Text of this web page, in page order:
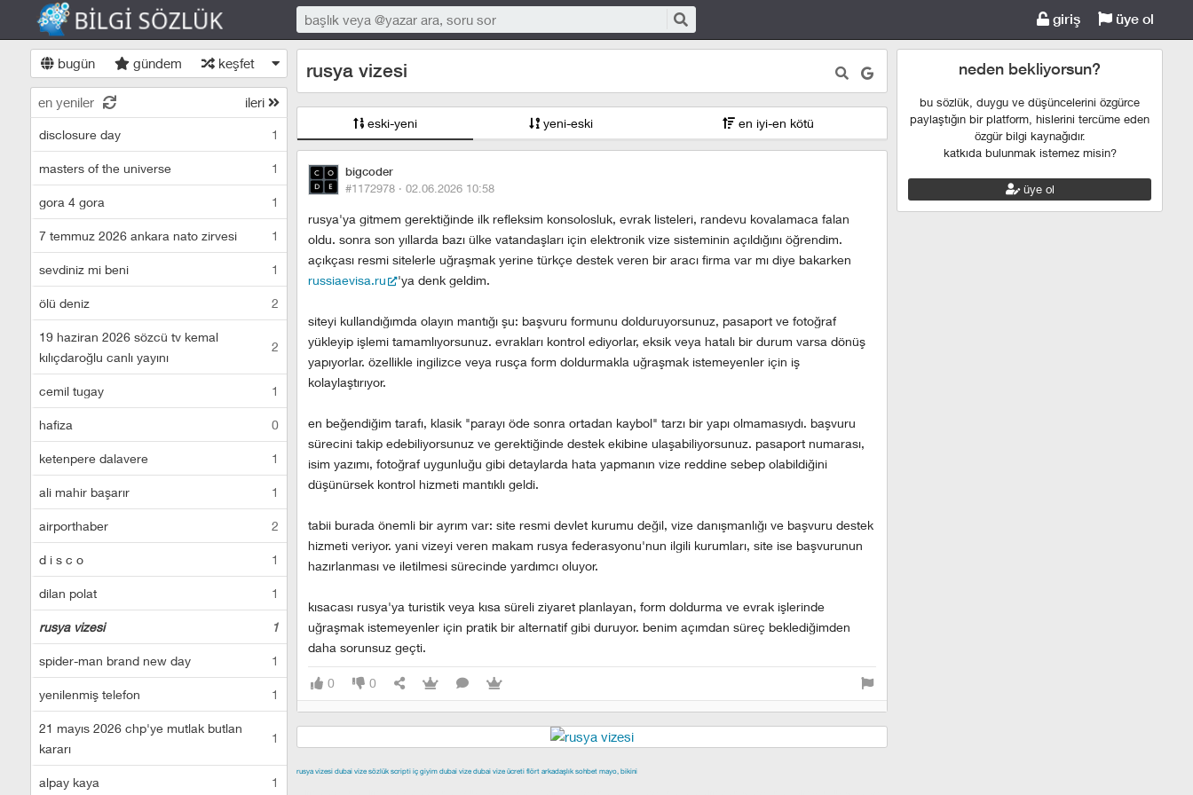
giriş üye ol
bugün gündem keşfet
en yeniler ileri
disclosure day 1
masters of the universe 1
gora 4 gora 1
7 temmuz 2026 ankara nato zirvesi 1
sevdiniz mi beni 1
ölü deniz 2
19 haziran 2026 sözcü tv kemal
kılıçdaroğlu canlı yayını
2
cemil tugay 1
hafiza 0
ketenpere dalavere 1
ali mahir başarır 1
airporthaber 2
d i s c o 1
dilan polat 1
rusya vizesi 1
spider-man brand new day 1
yenilenmiş telefon 1
21 mayıs 2026 chp'ye mutlak butlan
kararı
1
alpay kaya 1
rusya vizesi
eski-yeni yeni-eski en iyi-en kötü
bigcoder
#1172978 · 02.06.2026 10:58
rusya'ya gitmem gerektiğinde ilk refleksim konsolosluk, evrak listeleri, randevu kovalamaca falan
oldu. sonra son yıllarda bazı ülke vatandaşları için elektronik vize sisteminin açıldığını öğrendim.
açıkçası resmi sitelerle uğraşmak yerine türkçe destek veren bir aracı firma var mı diye bakarken
russiaevisa.ru
'ya denk geldim.
siteyi kullandığımda olayın mantığı şu: başvuru formunu dolduruyorsunuz, pasaport ve fotoğraf
yükleyip işlemi tamamlıyorsunuz. evrakları kontrol ediyorlar, eksik veya hatalı bir durum varsa dönüş
yapıyorlar. özellikle i̇ngilizce veya rusça form doldurmakla uğraşmak istemeyenler için iş
kolaylaştırıyor.
en beğendiğim tarafı, klasik "parayı öde sonra ortadan kaybol" tarzı bir yapı olmamasıydı. başvuru
sürecini takip edebiliyorsunuz ve gerektiğinde destek ekibine ulaşabiliyorsunuz. pasaport numarası,
isim yazımı, fotoğraf uygunluğu gibi detaylarda hata yapmanın vize reddine sebep olabildiğini
düşünürsek kontrol hizmeti mantıklı geldi.
tabii burada önemli bir ayrım var: site resmi devlet kurumu değil, vize danışmanlığı ve başvuru destek
hizmeti veriyor. yani vizeyi veren makam rusya federasyonu'nun ilgili kurumları, site ise başvurunun
hazırlanması ve iletilmesi sürecinde yardımcı oluyor.
kısacası rusya'ya turistik veya kısa süreli ziyaret planlayan, form doldurma ve evrak işlerinde
uğraşmak istemeyenler için pratik bir alternatif gibi duruyor. benim açımdan süreç beklediğimden
daha sorunsuz geçti.
0 0
rusya vizesi dubai vize sözlük scripti iç giyim dubai vize dubai vize ücreti flört arkadaşlık sohbet mayo, bikini
neden bekliyorsun?
bu sözlük, duygu ve düşüncelerini özgürce
paylaştığın bir platform, hislerini tercüme eden
özgür bilgi kaynağıdır.
katkıda bulunmak istemez misin?
üye ol